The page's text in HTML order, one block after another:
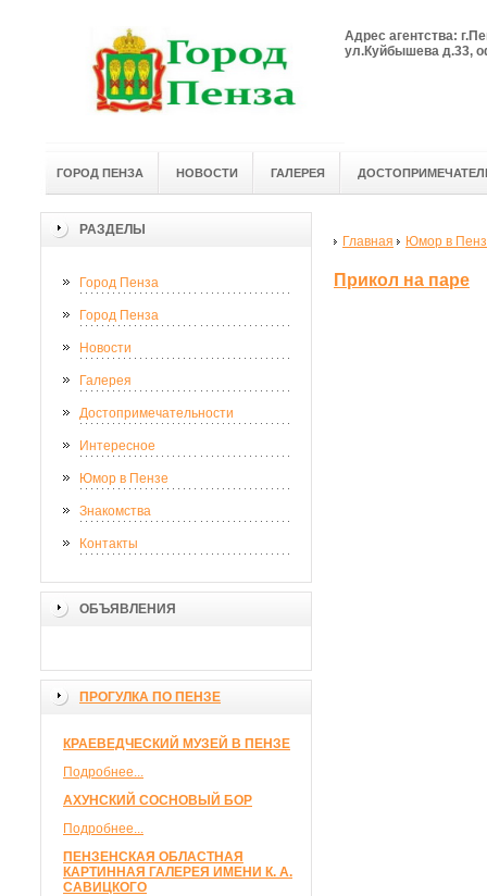
Адрес агентства:
ул.Куйбышева д.33,
ГОРОД ПЕНЗА НОВОСТИ ГАЛЕРЕЯ
РАЗДЕЛЫ
Город Пенза
Город Пенза
Новости
Галерея
Достопримечательности
Интересное
Юмор в Пензе
Знакомства
Контакты
ОБЪЯВЛЕНИЯ
ПРОГУЛКА ПО ПЕНЗЕ
КРАЕВЕДЧЕСКИЙ МУЗЕЙ В ПЕНЗЕ
Подробнее...
АХУНСКИЙ СОСНОВЫЙ БОР
Подробнее...
ПЕНЗЕНСКАЯ ОБЛАСТНАЯ
КАРТИННАЯ ГАЛЕРЕЯ ИМЕНИ К. А.
САВИЦКОГО
Главная Юмор в
Прикол на паре